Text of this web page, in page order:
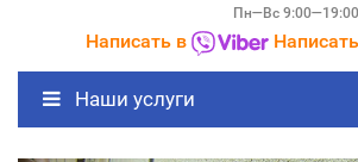
Пн—Вс 9:00—19:00
Написать в
Наши услуги